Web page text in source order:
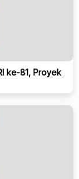
ke-81, Proyek